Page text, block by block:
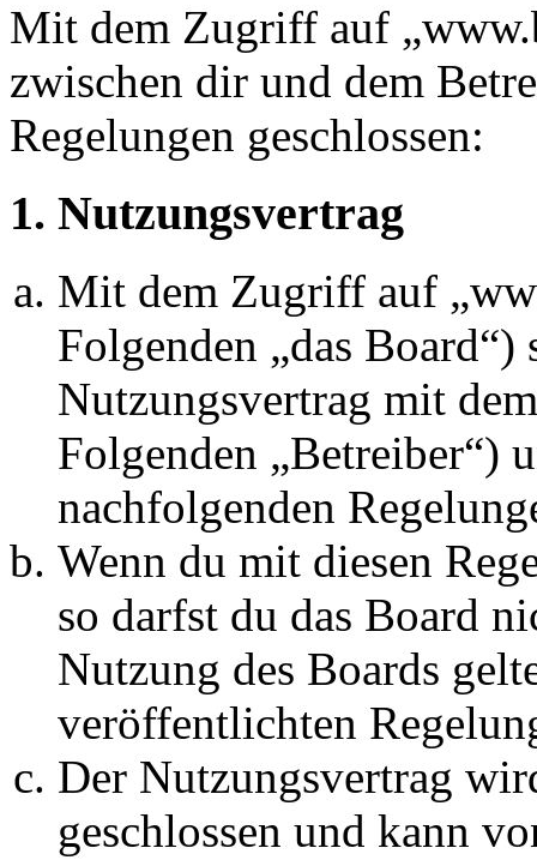
Mit dem Zugriff auf
zwischen dir und dem
Regelungen geschlossen:
1. Nutzungsvertrag
Mit dem Zugriff auf
Folgenden „das
Nutzungsvertrag mit
Folgenden „Betreiber“)
nachfolgenden
Wenn du mit diesen
so darfst du das Board
Nutzung des Boards
veröffentlichten
Der Nutzungsvertrag
geschlossen und kann